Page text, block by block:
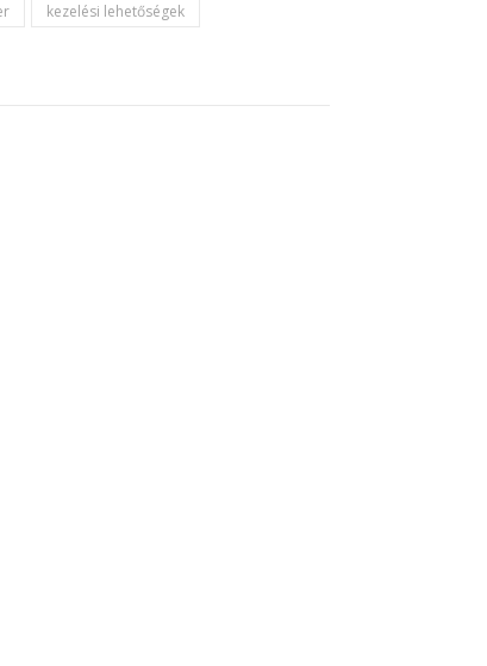
kezelési lehetőségek